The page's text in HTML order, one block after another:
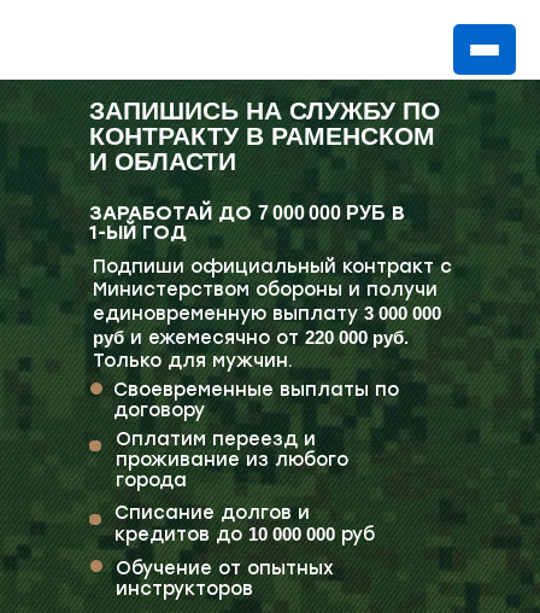
ЗАПИШИСЬ НА СЛУЖБУ ПО
КОНТРАКТУ В РАМЕНСКОМ
И ОБЛАСТИ
ЗАРАБОТАЙ ДО 7 000 000 РУБ В
1-ЫЙ ГОД
Подпиши официальный контракт с
Министерством обороны и получи
единовременную выплату 3 000 000
руби ежемесячно от220 000 руб.
Только для мужчин.
Оплатим переезд и
проживание из любого
города
Списание долгов и
кредитов до10 000 000 руб
Обучение от опытных
инструкторов
Своевременные выплаты по
договору